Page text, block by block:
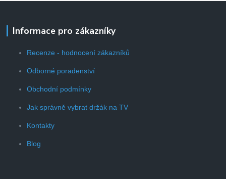
Informace pro zákazníky
Recenze - hodnocení zákazníků
Odborné poradenství
Obchodní podmínky
Jak správně vybrat držák na TV
Kontakty
Blog